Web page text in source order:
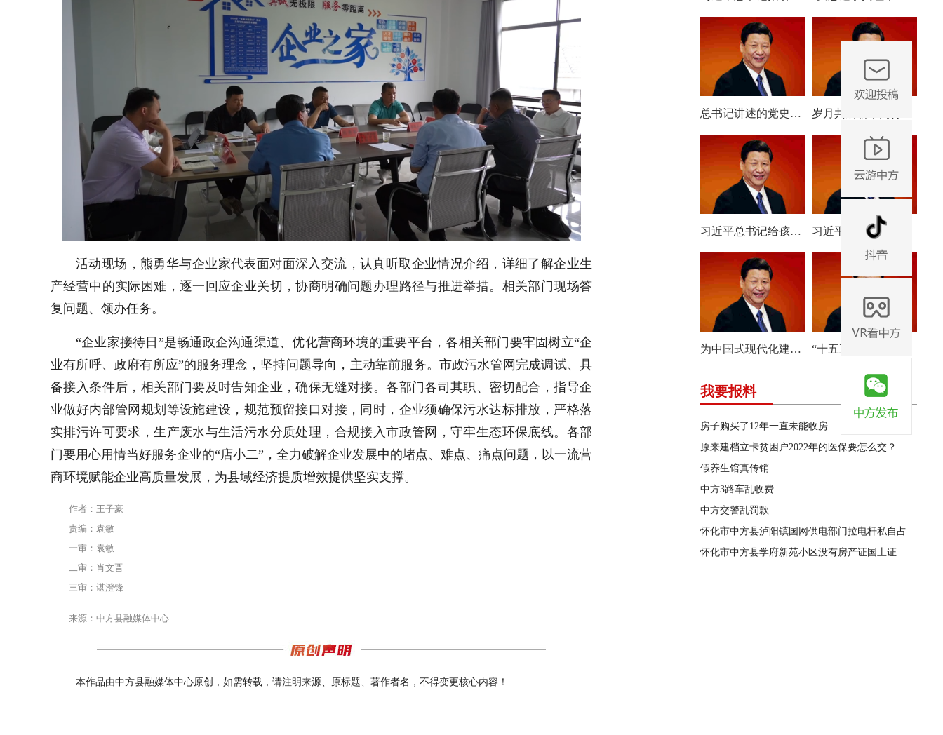
活动现场，熊勇华与企业家代表面对面深入交流，认真听取企业情况介绍，详细了解企业生
产经营中的实际困难，逐一回应企业关切，协商明确问题办理路径与推进举措。相关部门现场答
复问题、领办任务。
“企业家接待日”是畅通政企沟通渠道、优化营商环境的重要平台，各相关部门要牢固树立“企
业有所呼、政府有所应”的服务理念，坚持问题导向，主动靠前服务。市政污水管网完成调试、具
备接入条件后，相关部门要及时告知企业，确保无缝对接。各部门各司其职、密切配合，指导企
业做好内部管网规划等设施建设，规范预留接口对接，同时，企业须确保污水达标排放，严格落
实排污许可要求，生产废水与生活污水分质处理，合规接入市政管网，守牢生态环保底线。各部
门要用心用情当好服务企业的“店小二”，全力破解企业发展中的堵点、难点、痛点问题，以一流营
商环境赋能企业高质量发展，为县域经济提质增效提供坚实支撑。
作者：王子豪
责编：袁敏
一审：袁敏
二审：肖文晋
三审：谌澄锋
来源：中方县融媒体中心
本作品由中方县融媒体中心原创，如需转载，请注明来源、原标题、著作者名，不得变更核心内容！
总书记讲述的党史故事｜一脉清风 永葆本色
习近平总书记给孩子们的回信饱含深情与期待
为中国式现代化建设贡献更多智慧和力量——习近平总书记重要指示为推动哲学社会科学高质量发展指明方向
我要报料
房子购买了12年一直未能收房
原来建档立卡贫困户2022年的医保要怎么交？
假养生馆真传销
中方3路车乱收费
中方交警乱罚款
怀化市中方县泸阳镇国网供电部门拉电杆私自占用宅基地
怀化市中方县学府新苑小区没有房产证国土证